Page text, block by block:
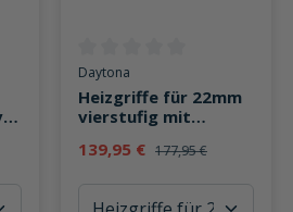
von 0 von 5 Sternen
Durchschnittliche Bewertung
Daytona
Heizgriffe für 22mm
vierstufig mit
139,95 € 177,95 €